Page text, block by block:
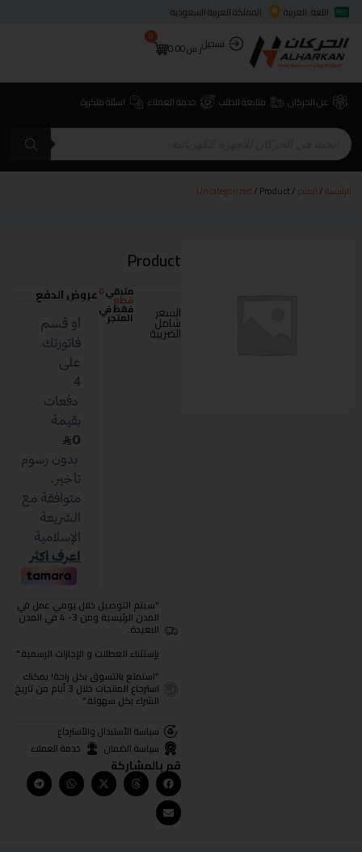
اللغة: العربية
المملكة العربية السعودية
تسجيلر.س0.00
0
عن الحركان متابعة الطلب خدمة العملاء اسئلة متكررة
الرئيسية/المتجر/
Uncategorized/ Product
Product
السعر
شامل
الضريبة
متبقي0
قطع
فقط في
المتجر
عروض الدفع
"سيتم التوصيل خلال يومي عمل في
المدن الرئيسية ومن 3- 4 في المدن
البعيدة.
بإستثناء العطلات و الإجازات الرسمية."
"استمتع بالتسوق بكل راحة! يمكنك
استرجاع المنتجات خلال 3 أيام من تاريخ
الشراء بكل سهولة."
سياسة الأستبدال والأسترجاع
سياسة الضمان
خدمة العملاء
قم بالمشاركة